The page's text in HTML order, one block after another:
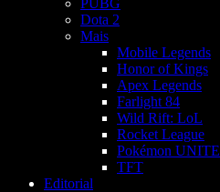
PUBG
Dota 2
Mais
Mobile Legends
Honor of Kings
Apex Legends
Farlight 84
Wild Rift: LoL
Rocket League
Pokémon UNITE
TFT
Editorial